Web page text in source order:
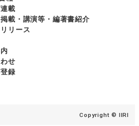
載
載・講演等・編著書紹介
リース
せ
録
Copyright © IIRI